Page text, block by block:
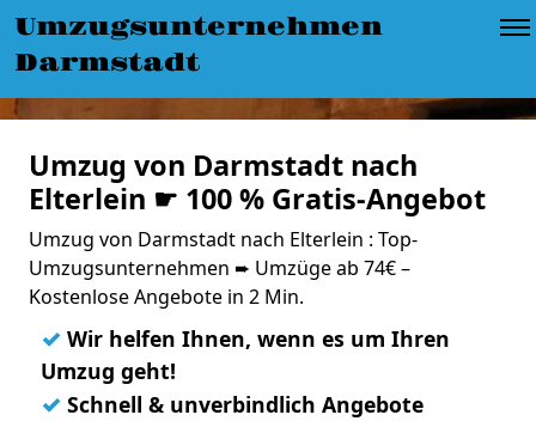
Umzugsunternehmen
Darmstadt
Umzug von Darmstadt nach
Elterlein ☛ 100 % Gratis-Angebot
Umzug von Darmstadt nach Elterlein : Top-
Umzugsunternehmen ➨ Umzüge ab 74€ –
Kostenlose Angebote in 2 Min.
✓ Wir helfen Ihnen, wenn es um Ihren
Umzug geht!
✓ Schnell & unverbindlich Angebote